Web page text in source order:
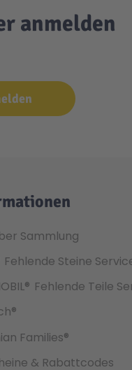
anmelden
Sammlung
Fehlende Steine
Fehlende Teile
Families®
& Rabattcodes